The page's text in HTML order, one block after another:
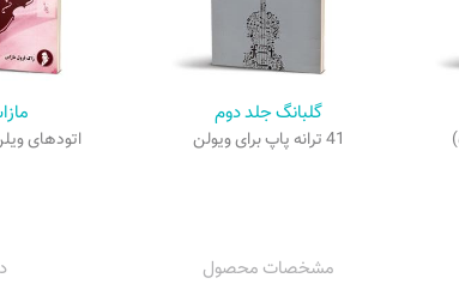
گلبانگ جلد دوم
41 ترانه پاپ برای ویولن اتودهای
مشخصات محصول